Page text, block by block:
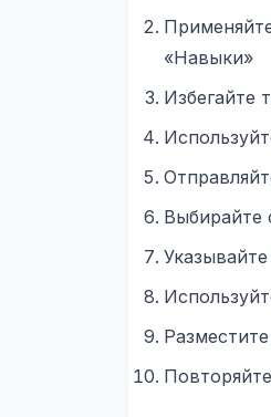
«Навыки»
Избегайте
Выбирайте